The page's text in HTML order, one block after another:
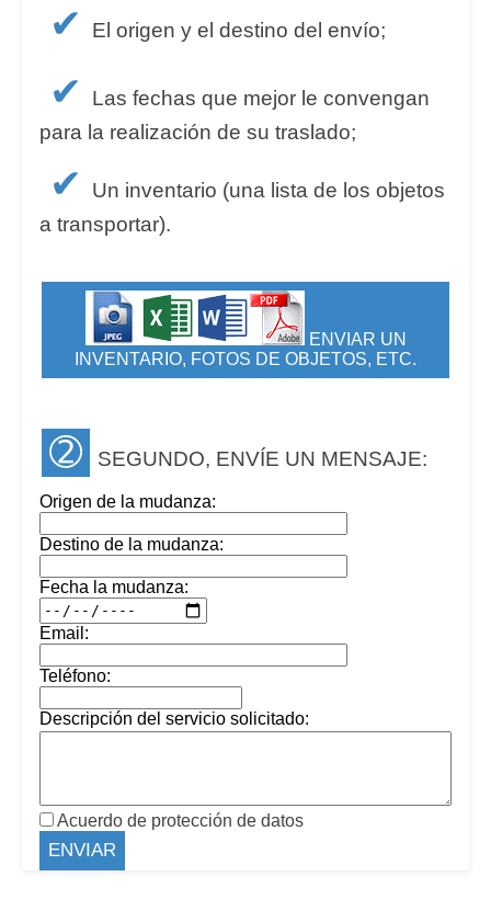
✔ El origen y el destino del envío;
✔
Las fechas que mejor le convengan
para la realización de su traslado;
✔
Un inventario (una lista de los objetos
a transportar).
ENVIAR UN
INVENTARIO, FOTOS DE OBJETOS, ETC.
➁ SEGUNDO, ENVÍE UN MENSAJE:
Origen de la mudanza:
Destino de la mudanza:
Fecha la mudanza:
Email:
Teléfono:
Descripción del servicio solicitado:
Acuerdo de protección de datos